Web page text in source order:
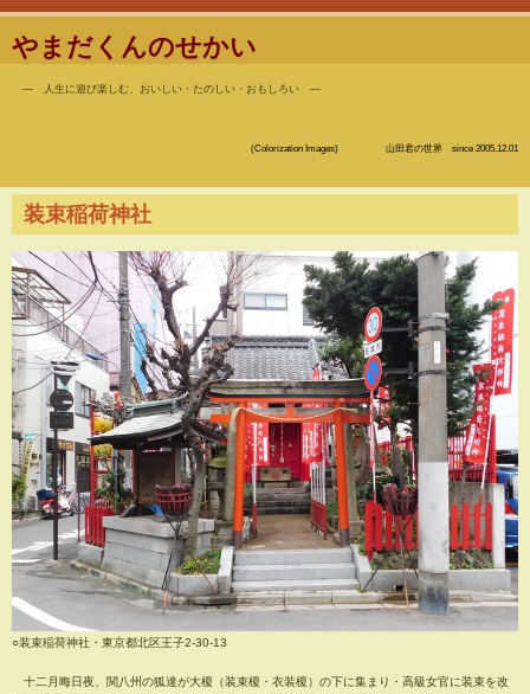
やまだくんのせかい
― 人生に遊び楽しむ、おいしい・たのしい・おもしろい ―
(Colorization Images) 山田君の世界 since 2005.12.01
装束稲荷神社
○装束稲荷神社・東京都北区王子2-30-13
十二月晦日夜、関八州の狐達が大榎（装束榎・衣装榎）の下に集まり・高級女官に装束を改